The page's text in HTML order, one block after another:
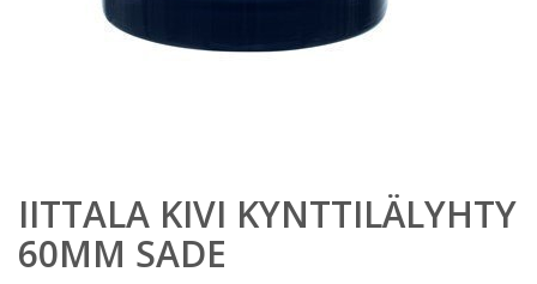
IITTALA KIVI KYNTTILÄLYHTY
60MM SADE